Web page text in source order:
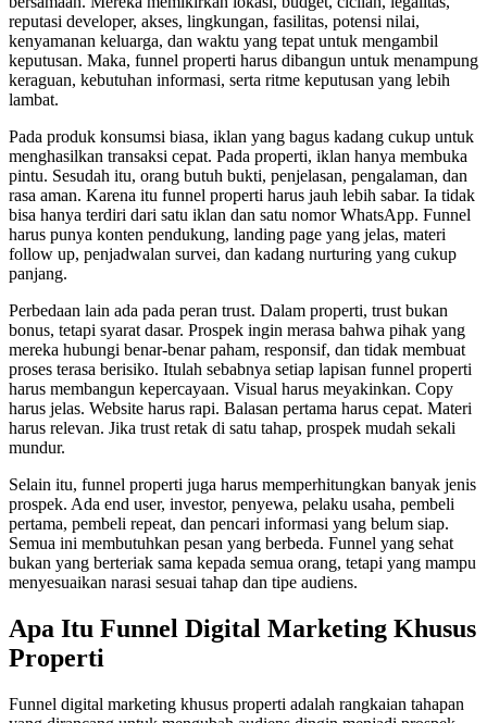
reputasi developer, akses, lingkungan, fasilitas, potensi nilai,
kenyamanan keluarga, dan waktu yang tepat untuk mengambil
keputusan. Maka, funnel properti harus dibangun untuk menampung
keraguan, kebutuhan informasi, serta ritme keputusan yang lebih
lambat.
Pada produk konsumsi biasa, iklan yang bagus kadang cukup untuk
menghasilkan transaksi cepat. Pada properti, iklan hanya membuka
pintu. Sesudah itu, orang butuh bukti, penjelasan, pengalaman, dan
rasa aman. Karena itu funnel properti harus jauh lebih sabar. Ia tidak
bisa hanya terdiri dari satu iklan dan satu nomor WhatsApp. Funnel
harus punya konten pendukung, landing page yang jelas, materi
follow up, penjadwalan survei, dan kadang nurturing yang cukup
panjang.
Perbedaan lain ada pada peran trust. Dalam properti, trust bukan
bonus, tetapi syarat dasar. Prospek ingin merasa bahwa pihak yang
mereka hubungi benar-benar paham, responsif, dan tidak membuat
proses terasa berisiko. Itulah sebabnya setiap lapisan funnel properti
harus membangun kepercayaan. Visual harus meyakinkan. Copy
harus jelas. Website harus rapi. Balasan pertama harus cepat. Materi
harus relevan. Jika trust retak di satu tahap, prospek mudah sekali
mundur.
Selain itu, funnel properti juga harus memperhitungkan banyak jenis
prospek. Ada end user, investor, penyewa, pelaku usaha, pembeli
pertama, pembeli repeat, dan pencari informasi yang belum siap.
Semua ini membutuhkan pesan yang berbeda. Funnel yang sehat
bukan yang berteriak sama kepada semua orang, tetapi yang mampu
menyesuaikan narasi sesuai tahap dan tipe audiens.
Apa Itu Funnel Digital Marketing Khusus
Properti
Funnel digital marketing khusus properti adalah rangkaian tahapan